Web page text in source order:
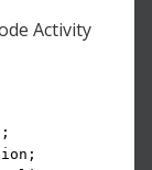
Activity